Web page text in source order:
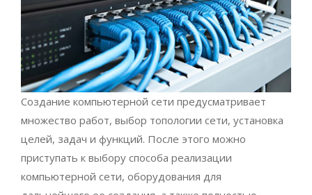
Создание компьютерной сети предусматривает
множество работ, выбор топологии сети, установка
целей, задач и функций. После этого можно
приступать к выбору способа реализации
компьютерной сети, оборудования для